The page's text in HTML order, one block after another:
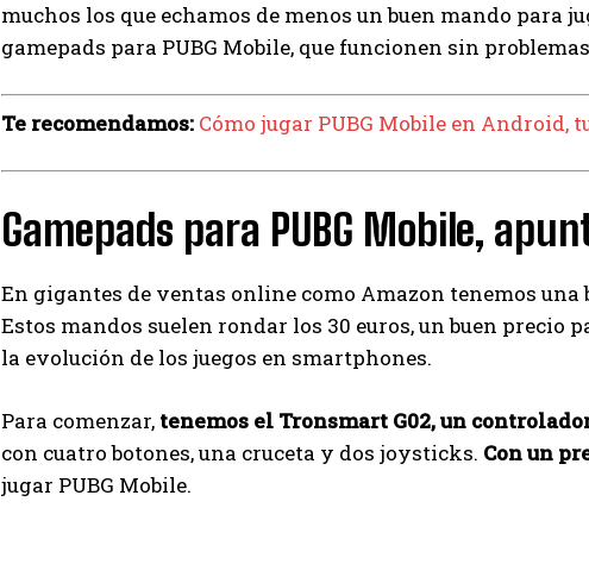
muchos los que echamos de menos un buen mando para
gamepads para PUBG Mobile, que funcionen sin
Te recomendamos: Cómo jugar PUBG Mobile en
Gamepads para PUBG Mobile,
En gigantes de ventas online como Amazon tenemos
Estos mandos suelen rondar los 30 euros, un buen precio
la evolución de los juegos en smartphones.
Para comenzar, tenemos el Tronsmart G02, un
con cuatro botones, una cruceta y dos joysticks. Con un
jugar PUBG Mobile.